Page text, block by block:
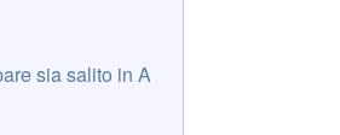
sia salito in A